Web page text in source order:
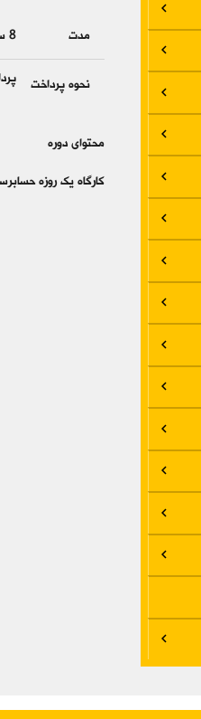
مدت 8 ساعت
نحوه پرداخت
محتوای دوره
کارگاه یک روزه حسابرسی